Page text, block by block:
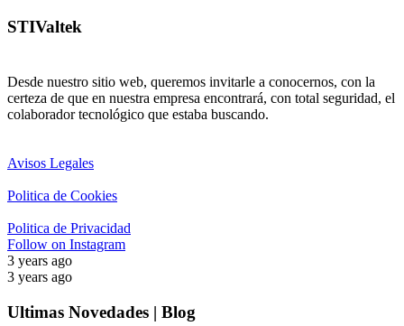
STIValtek
Desde nuestro sitio web, queremos invitarle a conocernos, con la
certeza de que en nuestra empresa encontrará, con total seguridad, el
colaborador tecnológico que estaba buscando.
Avisos Legales
Politica de Cookies
Politica de Privacidad
Follow on Instagram
3 years ago
3 years ago
Ultimas Novedades | Blog